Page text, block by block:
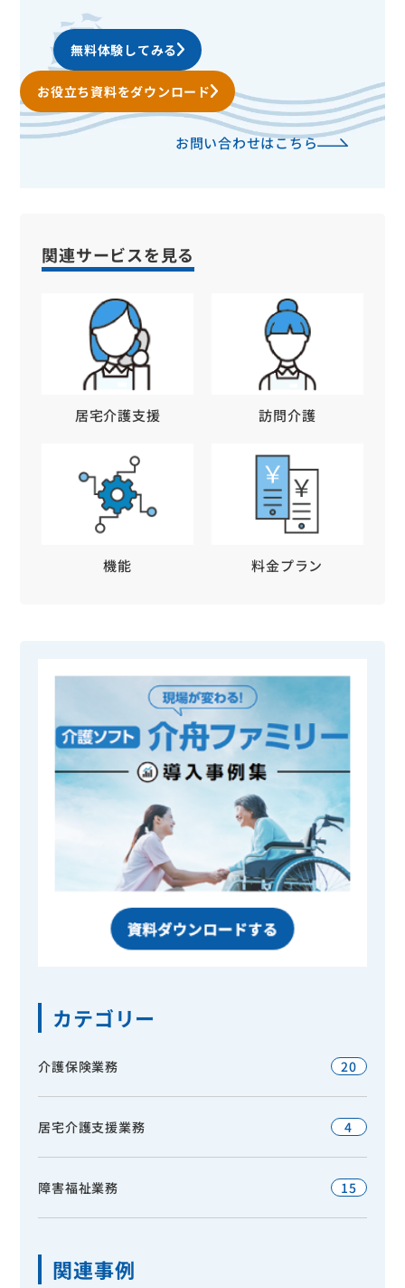
無料体験してみる
お役立ち資料をダウンロード
お問い合わせはこちら
関連サービスを見る
居宅介護支援 訪問介護
機能 料金プラン
カテゴリー
介護保険業務 20
居宅介護支援業務 4
障害福祉業務 15
関連事例